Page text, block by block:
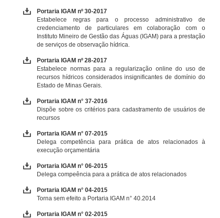
Portaria IGAM nº 30-2017
Estabelece regras para o processo administrativo de
credenciamento de particulares em colaboração com o
Instituto Mineiro de Gestão das Águas (IGAM) para a prestação
de serviços de observação hídrica.
Portaria IGAM nº 28-2017
Estabelece normas para a regularização online do uso de
recursos hídricos considerados insignificantes de domínio do
Estado de Minas Gerais.
Portaria IGAM n° 37-2016
Dispõe sobre os critérios para cadastramento de usuários de
recursos
Portaria IGAM n° 07-2015
Delega competência para prática de atos relacionados à
execução orçamentária
Portaria IGAM n° 06-2015
Delega compeência para a prática de atos relacionados
Portaria IGAM n° 04-2015
Torna sem efeito a Portaria IGAM n° 40.2014
Portaria IGAM n° 02-2015